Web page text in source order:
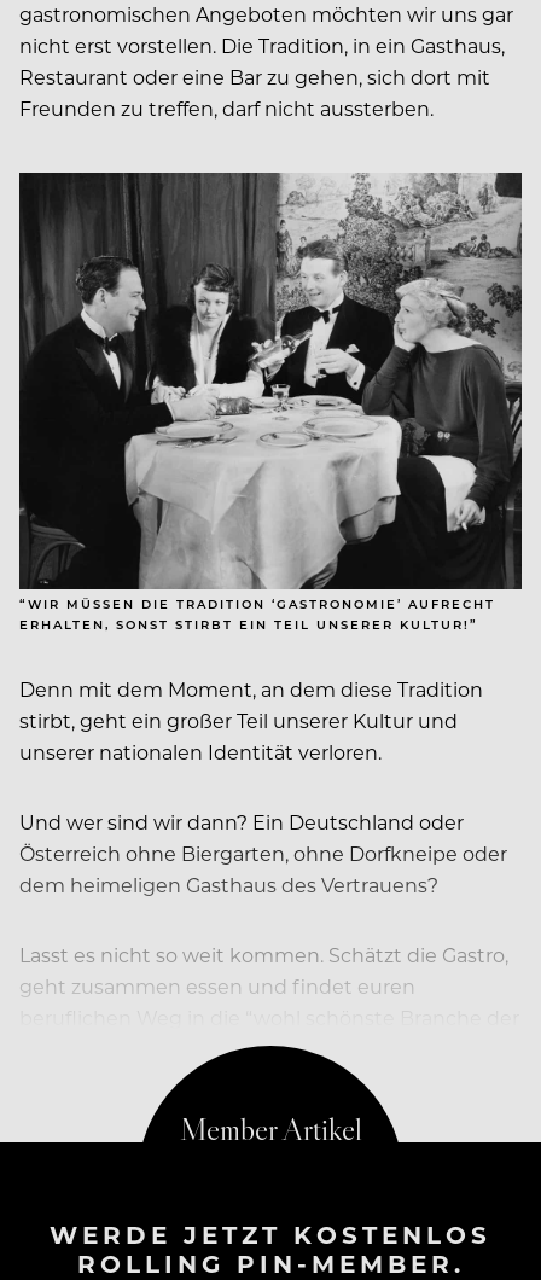
gastronomischen Angeboten möchten wir uns gar
nicht erst vorstellen. Die Tradition, in ein Gasthaus,
Restaurant oder eine Bar zu gehen, sich dort mit
Freunden zu treffen, darf nicht aussterben.
“WIR MÜSSEN DIE TRADITION ‘GASTRONOMIE’ AUFRECHT
ERHALTEN, SONST STIRBT EIN TEIL UNSERER KULTUR!”
Denn mit dem Moment, an dem diese Tradition
stirbt, geht ein großer Teil unserer Kultur und
unserer nationalen Identität verloren.
Und wer sind wir dann? Ein Deutschland oder
Österreich ohne Biergarten, ohne Dorfkneipe oder
dem heimeligen Gasthaus des Vertrauens?
Lasst es nicht so weit kommen. Schätzt die Gastro,
geht zusammen essen und findet euren
WERDE JETZT KOSTENLOS
ROLLING PIN-MEMBER.